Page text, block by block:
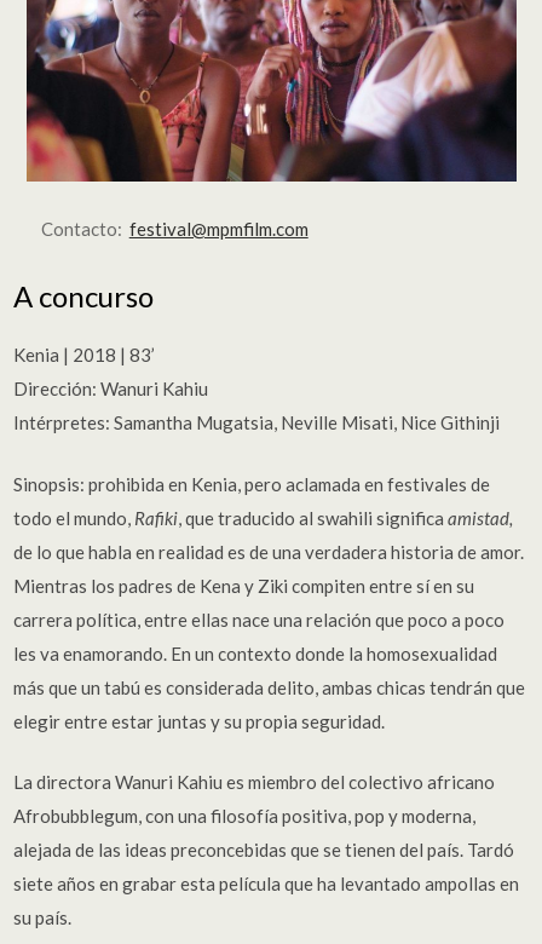
Contacto: festival@mpmfilm.com
A concurso
Kenia | 2018 | 83’
Dirección: Wanuri Kahiu
Intérpretes: Samantha Mugatsia, Neville Misati, Nice Githinji
Sinopsis: prohibida en Kenia, pero aclamada en festivales de
todo el mundo, Rafiki, que traducido al swahili significaamistad,
de lo que habla en realidad es de una verdadera historia de amor.
Mientras los padres de Kena y Ziki compiten entre sí en su
carrera política, entre ellas nace una relación que poco a poco
les va enamorando. En un contexto donde la homosexualidad
más que un tabú es considerada delito, ambas chicas tendrán que
elegir entre estar juntas y su propia seguridad.
La directora Wanuri Kahiu es miembro del colectivo africano
Afrobubblegum, con una filosofía positiva, pop y moderna,
alejada de las ideas preconcebidas que se tienen del país. Tardó
siete años en grabar esta película que ha levantado ampollas en
su país.